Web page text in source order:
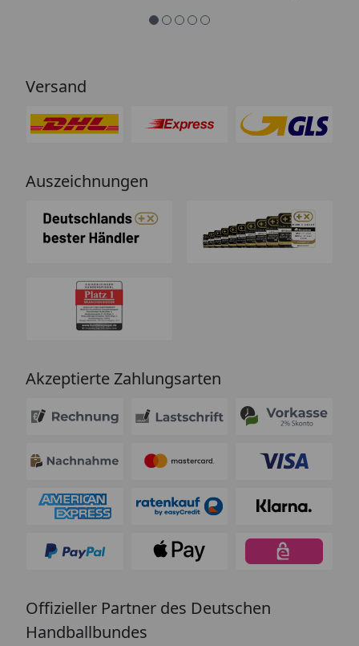
Versand
Auszeichnungen
Akzeptierte Zahlungsarten
Offizieller Partner des Deutschen
Handballbundes